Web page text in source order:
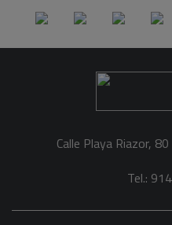
Calle Playa Riazor,
Tel.: